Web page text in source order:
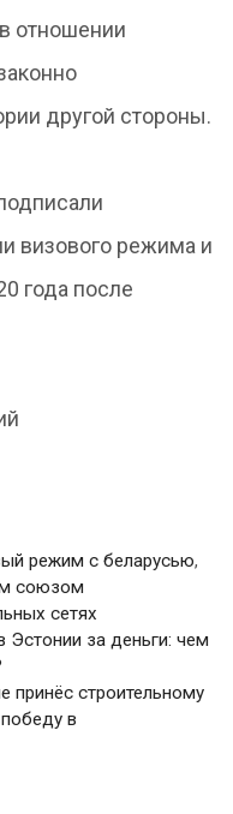
отношении
другой стороны.
визового режима и
года после
режим с беларусью,
союзом
сетях
Эстонии за деньги: чем
принёс строительному
в